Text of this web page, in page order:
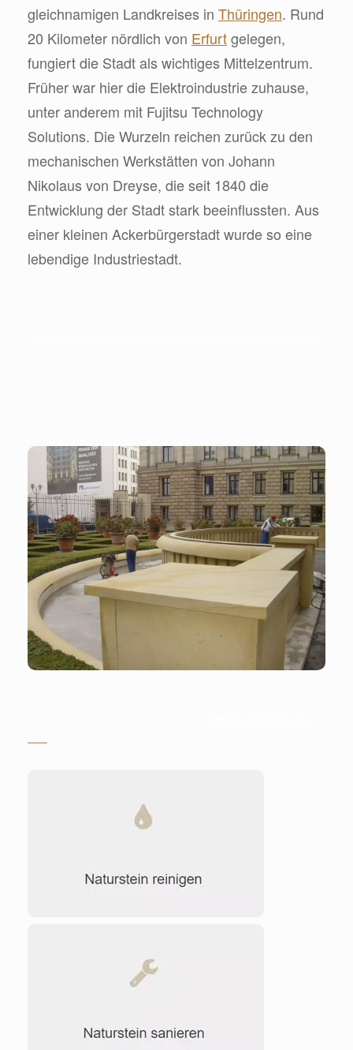
gleichnamigen Landkreises in Thüringen. Rund
20 Kilometer nördlich von Erfurtgelegen,
fungiert die Stadt als wichtiges Mittelzentrum.
Früher war hier die Elektroindustrie zuhause,
unter anderem mit Fujitsu Technology
Solutions. Die Wurzeln reichen zurück zu den
mechanischen Werkstätten von Johann
Nikolaus von Dreyse, die seit 1840 die
Entwicklung der Stadt stark beeinflussten. Aus
einer kleinen Ackerbürgerstadt wurde so eine
lebendige Industriestadt.